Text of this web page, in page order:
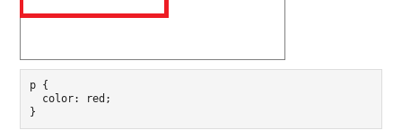
p {
  color: red;